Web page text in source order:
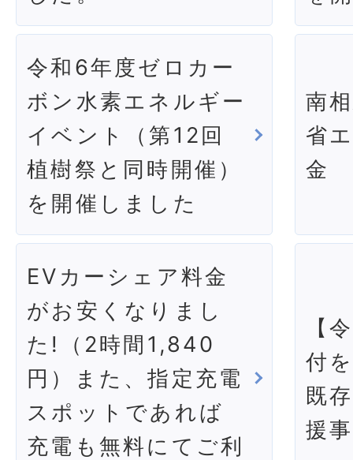
令和6年度ゼロカー
ボン水素エネルギー
イベント（第12回
植樹祭と同時開催）
を開催しました
南
省
金
EVカーシェア料金
がお安くなりまし
た!（2時間1,840
円）また、指定充電
スポットであれば
充電も無料にてご利
【
付
既
援